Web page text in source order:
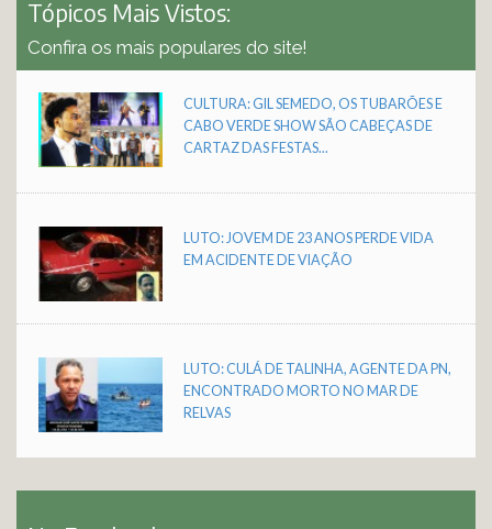
Tópicos Mais Vistos:
Confira os mais populares do site!
CULTURA: GIL SEMEDO, OS TUBARÕES E
CABO VERDE SHOW SÃO CABEÇAS DE
CARTAZ DAS FESTAS...
LUTO: JOVEM DE 23 ANOS PERDE VIDA
EM ACIDENTE DE VIAÇÃO
LUTO: CULÁ DE TALINHA, AGENTE DA PN,
ENCONTRADO MORTO NO MAR DE
RELVAS